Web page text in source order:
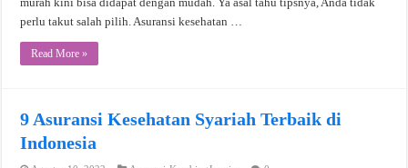
perlu takut salah pilih. Asuransi kesehatan …
Read More »
9 Asuransi Kesehatan Syariah Terbaik di
Indonesia